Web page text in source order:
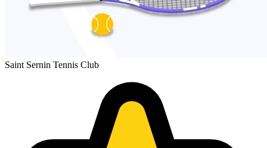
Saint Sernin Tennis Club